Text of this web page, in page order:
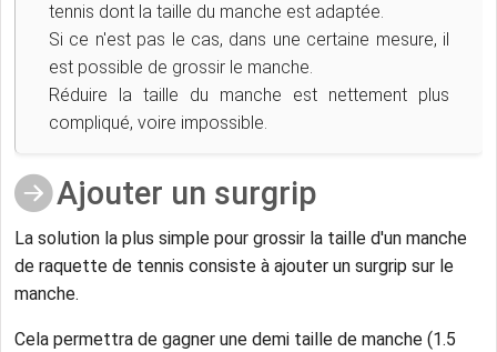
tennis dont la taille du manche est adaptée.
Si ce n'est pas le cas, dans une certaine mesure, il
est possible de grossir le manche.
Réduire la taille du manche est nettement plus
compliqué, voire impossible.
Ajouter un surgrip
La solution la plus simple pour grossir la taille d'un manche
de raquette de tennis consiste à ajouter un surgrip sur le
manche.
Cela permettra de gagner une demi taille de manche (1.5